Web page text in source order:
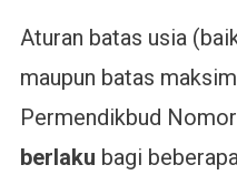
Aturan batas usia
maupun batas
Permendikbud
berlaku bagi